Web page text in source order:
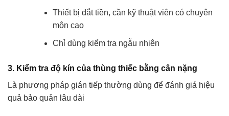
Thiết bị đắt tiền, cần kỹ thuật viên có chuyên
môn cao
Chỉ dùng kiểm tra ngẫu nhiên
3. Kiểm tra độ kín của thùng thiếc bằng cân nặng
Là phương pháp gián tiếp thường dùng để đánh giá hiệu
quả bảo quản lâu dài